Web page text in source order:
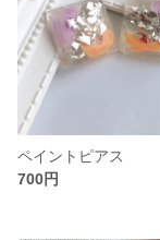
ペイントピアス
700円